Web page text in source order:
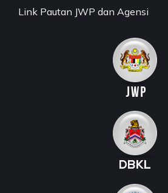
Link Pautan JWP dan Agensi